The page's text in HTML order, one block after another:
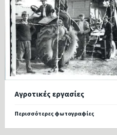
Αγροτικές εργασίες
Περισσότερες φωτογραφίες